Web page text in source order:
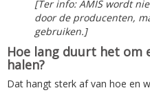
[Ter info: AMIS wordt
door de producenten,
gebruiken.]
Hoe lang duurt het om
halen?
Dat hangt sterk af van hoe en